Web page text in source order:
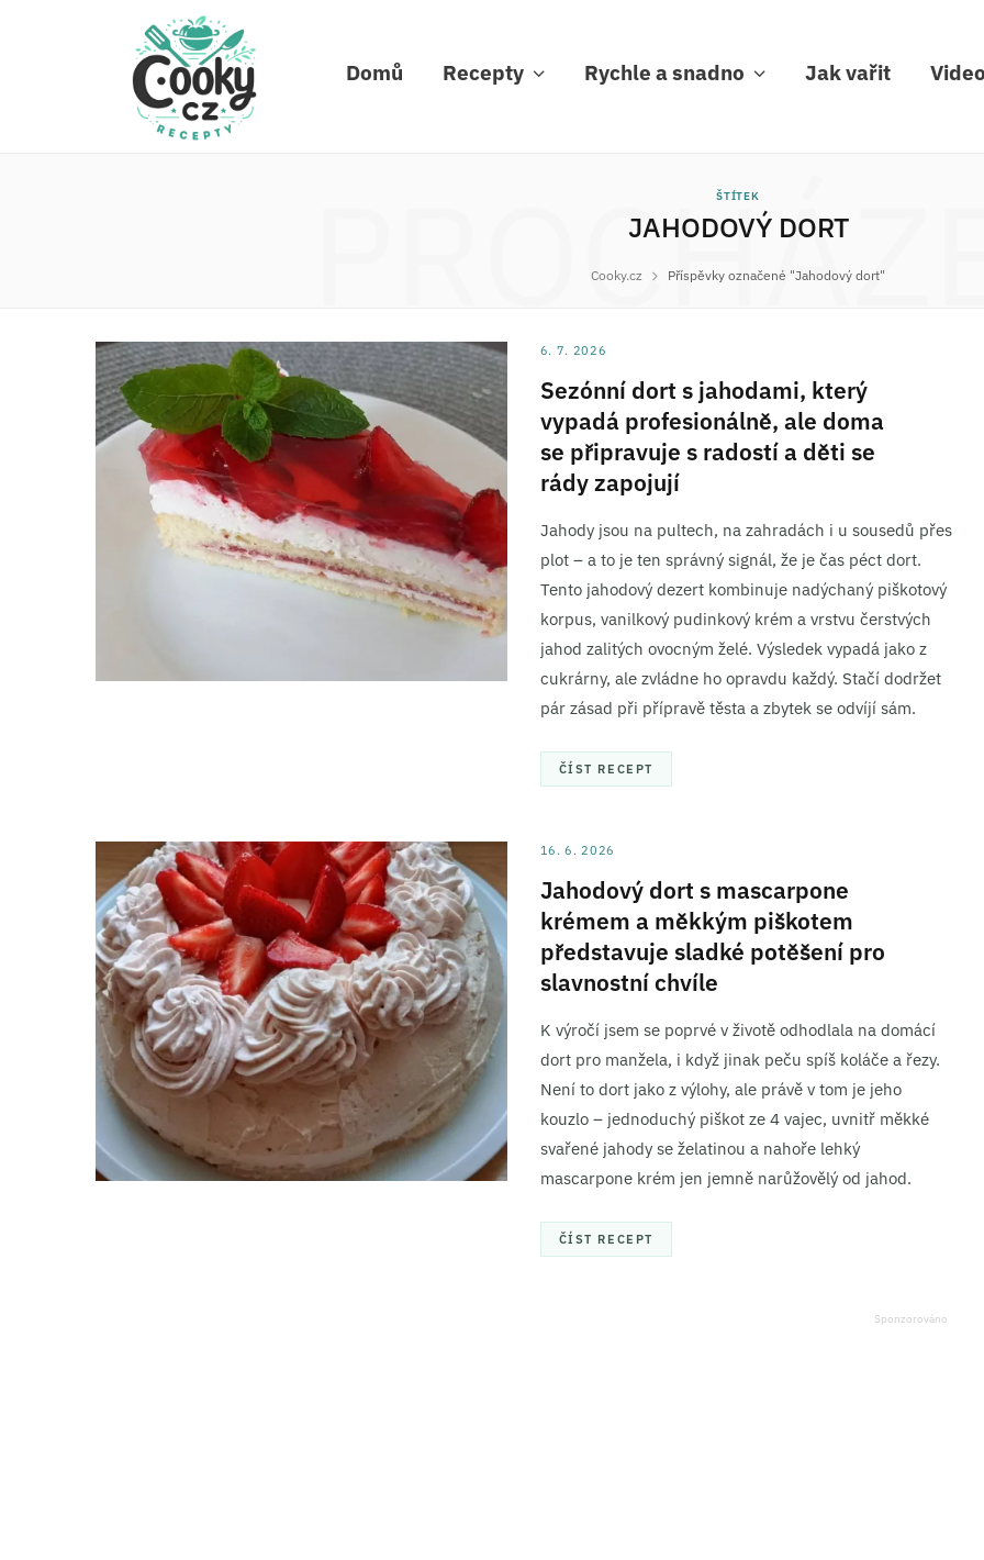
Domů Recepty Rychle a snadno Jak vařit Video
ŠTÍTEK
JAHODOVÝ DORT
Cooky.cz Příspěvky označené "Jahodový dort"
6. 7. 2026
Sezónní dort s jahodami, který
vypadá profesionálně, ale doma
se připravuje s radostí a děti se
rády zapojují
Jahody jsou na pultech, na zahradách i u sousedů přes
plot – a to je ten správný signál, že je čas péct dort.
Tento jahodový dezert kombinuje nadýchaný piškotový
korpus, vanilkový pudinkový krém a vrstvu čerstvých
jahod zalitých ovocným želé. Výsledek vypadá jako z
cukrárny, ale zvládne ho opravdu každý. Stačí dodržet
pár zásad při přípravě těsta a zbytek se odvíjí sám.
ČÍST RECEPT
16. 6. 2026
Jahodový dort s mascarpone
krémem a měkkým piškotem
představuje sladké potěšení pro
slavnostní chvíle
K výročí jsem se poprvé v životě odhodlala na domácí
dort pro manžela, i když jinak peču spíš koláče a řezy.
Není to dort jako z výlohy, ale právě v tom je jeho
kouzlo – jednoduchý piškot ze 4 vajec, uvnitř měkké
svařené jahody se želatinou a nahoře lehký
mascarpone krém jen jemně narůžovělý od jahod.
ČÍST RECEPT